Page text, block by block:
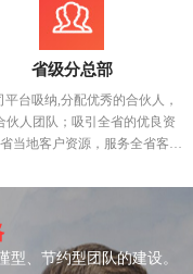
提点和平台年底分红，是成为未
门合伙人需打造部门文化并传
，成就自己，帮助他人；完成团
制定的业绩目标和计划。
省级分总部
平台吸纳,分配优秀的合伙人，
伙人团队；吸引全省的优良资
当地客户资源，服务全省客户
区参展商去外地参展的项目；
商等；学习独立管理及决策，
，为下一步升级为分总部打基
、节约型团队的建设。